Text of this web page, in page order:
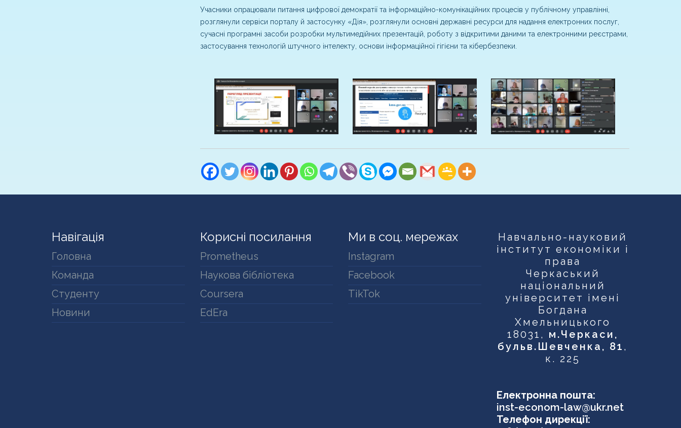
Учасники опрацювали питання цифрової демократії та інформаційно-комунікаційних процесів у публічному управлінні,
розглянули сервіси порталу й застосунку «Дія», розглянули основні державні ресурси для надання електронних послуг,
сучасні програмні засоби розробки мультимедійних презентацій, роботу з відкритими даними та електронними реєстрами,
застосування технологій штучного інтелекту, основи інформаційної гігієни та кібербезпеки.
Навігація
Головна
Команда
Студенту
Новини
Корисні посилання
Prometheus
Наукова бібліотека
Coursera
EdEra
Ми в соц. мережах
Instagram
Facebook
TikTok
Навчально-науковий
інститут економіки і
права
Черкаський
національний
університет імені
Богдана
Хмельницького
18031, м.Черкаси,
бульв.Шевченка, 81 ,
к. 225
Електронна пошта:
inst-econom-law@ukr.net
Телефон дирекції: